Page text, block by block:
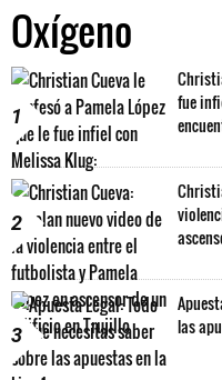
Oxígeno
1
fue
2
3
las